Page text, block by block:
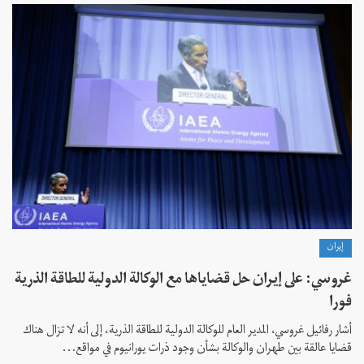
إيران
غروسي: على إيران حل قضاياها مع الوكالة الدولية للطاقة الذرية
فورا
أشار رفائيل غروسي، المدير العام للوكالة الدولية للطاقة الذرية، إلى أنه لا تزال هناك
قضايا عالقة بين طهران والوكالة بشأن وجود ذرات يورانيوم في مواقع...